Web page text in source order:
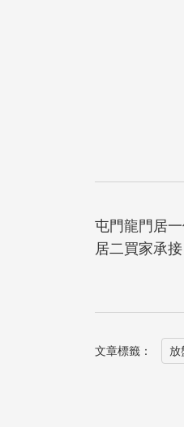
屯門龍門居
居二買家承
文章標籤： 放